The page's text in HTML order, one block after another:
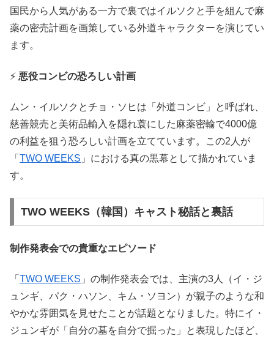
国民から人気がある一方で裏ではイルソクと手を組んで麻
薬の密売計画を画策している外道キャラクターを演じてい
ます。
⚡ 悪役コンビの恐ろしい計画
ムン・イルソクとチョ・ソヒは「外道コンビ」と呼ばれ、
慈善競売と美術品輸入を隠れ蓑にした麻薬密輸で4000億
の利益を狙う恐ろしい計画を立てています。この2人が
「 TWO WEEKS 」における真の黒幕として描かれていま
す。
TWO WEEKS（韓国）キャスト秘話と裏話
制作発表会での貴重なエピソード
「 TWO WEEKS 」の制作発表会では、主演の3人（イ・ジ
ュンギ、パク・ハソン、キム・ソヨン）が親子のような和
やかな雰囲気を見せたことが話題となりました。特にイ・
ジュンギが「自分の墓を自分で掘った」と表現したほど、